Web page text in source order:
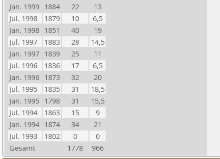
Jan. 1999 1884 22
13
Jul. 1998
1879 10
6,5
Jan. 1998 1851 40
19
Jul. 1997
1883 28
14,5
Jan. 1997 1839 25
11
Jul. 1996
1836 17
6,5
Jan. 1996 1873 32
20
Jul. 1995
1835 31
18,5
Jan. 1995 1798 31
15,5
Jul. 1994
1863 15
9
Jan. 1994 1874 34
21
Jul. 1993
1802 0
0
Gesamt
1778 966